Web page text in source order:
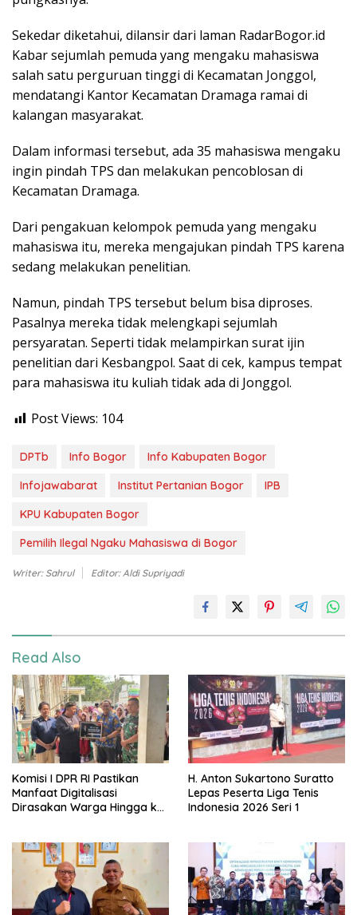
Sekedar diketahui, dilansir dari laman RadarBogor.id
Kabar sejumlah pemuda yang mengaku mahasiswa
salah satu perguruan tinggi di Kecamatan Jonggol,
mendatangi Kantor Kecamatan Dramaga ramai di
kalangan masyarakat.
Dalam informasi tersebut, ada 35 mahasiswa mengaku
ingin pindah TPS dan melakukan pencoblosan di
Kecamatan Dramaga.
Dari pengakuan kelompok pemuda yang mengaku
mahasiswa itu, mereka mengajukan pindah TPS karena
sedang melakukan penelitian.
Namun, pindah TPS tersebut belum bisa diproses.
Pasalnya mereka tidak melengkapi sejumlah
persyaratan. Seperti tidak melampirkan surat ijin
penelitian dari Kesbangpol. Saat di cek, kampus tempat
para mahasiswa itu kuliah tidak ada di Jonggol.
Post Views: 104
DPTb Info Bogor
Info Kabupaten Bogor
Infojawabarat
Institut Pertanian Bogor
IPB
KPU Kabupaten Bogor
Pemilih Ilegal Ngaku Mahasiswa di Bogor
Writer: Sahrul Editor: Aldi Supriyadi
Read Also
Komisi I DPR RI Pastikan
Manfaat Digitalisasi
Dirasakan Warga Hingga ke
H. Anton Sukartono Suratto
Lepas Peserta Liga Tenis
Indonesia 2026 Seri 1